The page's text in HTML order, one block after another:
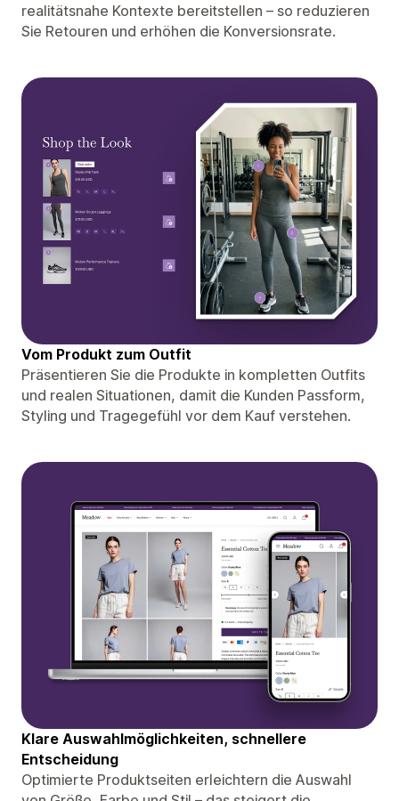
realitätsnahe Kontexte bereitstellen – so reduzieren
Sie Retouren und erhöhen die Konversionsrate.
Vom Produkt zum Outfit
Präsentieren Sie die Produkte in kompletten Outfits
und realen Situationen, damit die Kunden Passform,
Styling und Tragegefühl vor dem Kauf verstehen.
Klare Auswahlmöglichkeiten, schnellere
Entscheidung
Optimierte Produktseiten erleichtern die Auswahl